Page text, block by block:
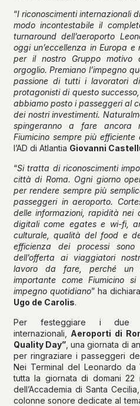
“I riconoscimenti internazionali
modo incontestabile il
turnaround dell’aeroporto
oggi un’eccellenza in Europa
per il nostro Gruppo motivo
orgoglio. Premiano l’impegno
passione di tutti i lavoratori
protagonisti di questo
abbiamo posto i passeggeri al
dei nostri investimenti.
spingeranno a fare ancora
Fiumicino sempre più efficiente
l’AD di Atlantia Giovanni
“Si tratta di riconoscimenti
città di Roma. Ogni giorno
per rendere sempre più
passeggeri in aeroporto.
delle informazioni, rapidità nei
digitali come egates e wi-fi,
culturale, qualità del food e
efficienza dei processi
dell’offerta ai viaggiatori
lavoro da fare, perché un
importante come Fiumicino
impegno quotidiano” ha
Ugo de Carolis.
Per festeggiare i due
internazionali, Aeroporti di
Quality Day” , una giornata di
per ringraziare i passeggeri
Nei Terminal del Leonardo
tutta la giornata di domani 22
dell’Accademia di Santa
colonne sonore dedicate al